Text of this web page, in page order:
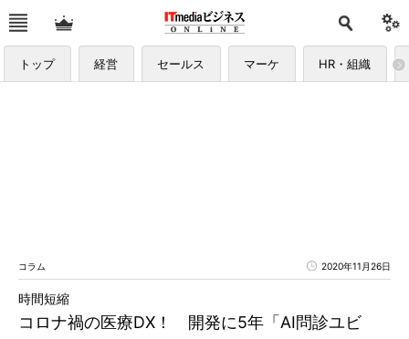
トップ 経営 セールス マーケ HR・組織
コラム 2020年11月26日
コロナ禍の医療DX！ 開発に5年「AI問診ユビ
時間短縮